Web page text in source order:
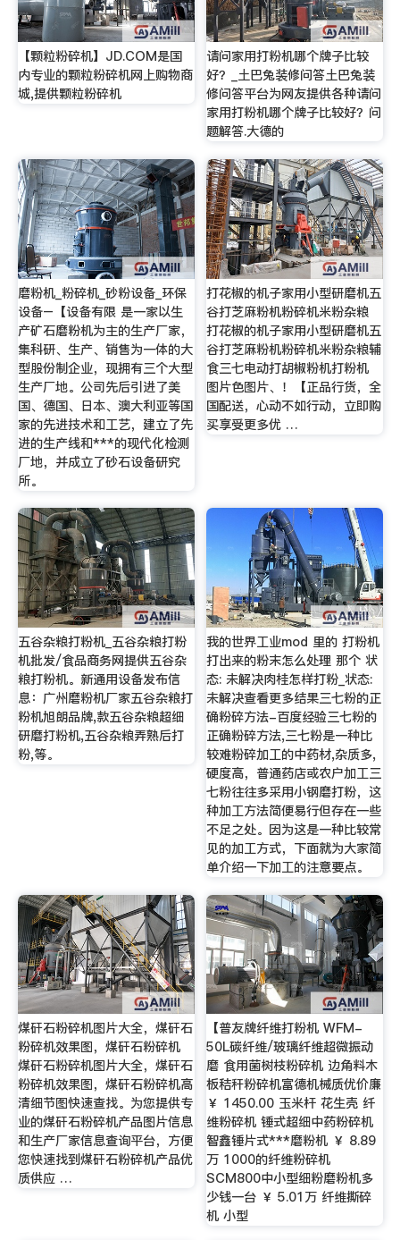
【颗粒粉碎机】JD.COM是国
内专业的颗粒粉碎机网上购物商
城,提供颗粒粉碎机
请问家用打粉机哪个牌子比较
好？_土巴兔装修问答土巴兔装
修问答平台为网友提供各种请问
家用打粉机哪个牌子比较好？问
题解答.大德的
磨粉机_粉碎机_砂粉设备_环保
设备–【设备有限 是一家以生
产矿石磨粉机为主的生产厂家，
集科研、生产、销售为一体的大
型股份制企业，现拥有三个大型
生产厂地。公司先后引进了美
国、德国、日本、澳大利亚等国
家的先进技术和工艺，建立了先
进的生产线和***的现代化检测
厂地，并成立了砂石设备研究
所。
打花椒的机子家用小型研磨机五
谷打芝麻粉机粉碎机米粉杂粮
打花椒的机子家用小型研磨机五
谷打芝麻粉机粉碎机米粉杂粮辅
食三七电动打胡椒粉机打粉机
图片色图片、！【正品行货，全
国配送，心动不如行动，立即购
买享受更多优 …
五谷杂粮打粉机_五谷杂粮打粉
机批发/食品商务网提供五谷杂
粮打粉机。新通用设备发布信
息：广州磨粉机厂家五谷杂粮打
粉机旭朗品牌,款五谷杂粮超细
研磨打粉机,五谷杂粮弄熟后打
粉,等。
我的世界工业mod 里的 打粉机
打出来的粉末怎么处理 那个 状
态: 未解决肉桂怎样打粉_状态:
未解决查看更多结果三七粉的正
确粉碎方法-百度经验三七粉的
正确粉碎方法,三七粉是一种比
较难粉碎加工的中药材,杂质多,
硬度高，普通药店或农户加工三
七粉往往多采用小钢磨打粉，这
种加工方法简便易行但存在一些
不足之处。因为这是一种比较常
见的加工方式，下面就为大家简
单介绍一下加工的注意要点。
煤矸石粉碎机图片大全，煤矸石
粉碎机效果图，煤矸石粉碎机
煤矸石粉碎机图片大全，煤矸石
粉碎机效果图，煤矸石粉碎机高
清细节图快速查找。为您提供专
业的煤矸石粉碎机产品图片信息
和生产厂家信息查询平台，方便
您快速找到煤矸石粉碎机产品优
质供应 …
【普友牌纤维打粉机 WFM-
50L碳纤维/玻璃纤维超微振动
磨 食用菌树枝粉碎机 边角料木
板秸秆粉碎机富德机械质优价廉
￥ 1450.00 玉米杆 花生壳 纤
维粉碎机 锤式超细中药粉碎机
智鑫锤片式***磨粉机 ￥ 8.89
万 1000的纤维粉碎机
SCM800中小型细粉磨粉机多
少钱一台 ￥ 5.01万 纤维撕碎
机 小型